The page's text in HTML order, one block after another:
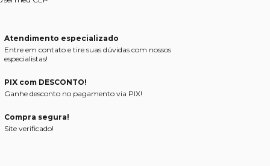
Atendimento especializado
Entre em contato e tire suas dúvidas com nossos
especialistas!
PIX com DESCONTO!
Ganhe desconto no pagamento via PIX!
Compra segura!
Site verificado!